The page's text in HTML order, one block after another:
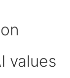
values